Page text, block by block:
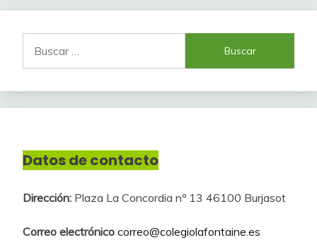
Datos de contacto
Dirección: Plaza La Concordia nº 13 46100 Burjasot
Correo electrónico correo@colegiolafontaine.es